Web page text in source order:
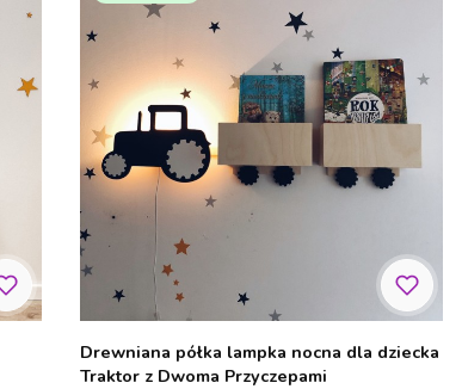
Drewniana półka lampka nocna dla dziecka
Traktor z Dwoma Przyczepami